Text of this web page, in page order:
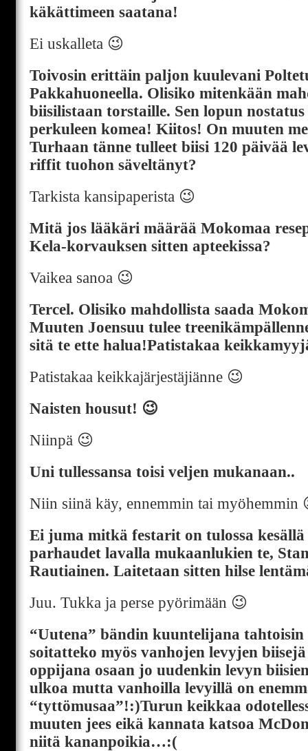
käkättimeen saatana!
Ei uskalleta 😉
Toivosin erittäin paljon kuulevani
Pakkahuoneella. Olisiko mitenkään
biisilistaan torstaille. Sen lopun
perkuleen komea! Kiitos! On muuten
Turhaan tänne tulleet biisi 120 päivää
riffit tuohon säveltänyt?
Tarkista kansipaperista 😉
Mitä jos lääkäri määrää Mokomaa
Kela-korvauksen sitten apteekissa?
Vaikea sanoa 😉
Tercel. Olisiko mahdollista saada
Muuten Joensuu tulee
sitä te ette halua!Patistakaa
Patistakaa keikkajärjestäjiänne 😉
Naisten housut! 😉
Niinpä 😉
Uni tullessansa toisi veljen mukanaan..
Niin siinä käy, ennemmin tai myöhemmin
Ei juma mitkä festarit on tulossa
parhaudet lavalla mukaanlukien te,
Rautiainen. Laitetaan sitten hilse
Juu. Tukka ja perse pyörimään 😉
“Uutena” bändin kuuntelijana
soitatteko myös vanhojen levyjen
oppijana osaan jo uudenkin levyn
ulkoa mutta vanhoilla levyillä on
“tyttömusaa”!:)Turun keikkaa
muuten jees eikä kannata katsoa
niitä kananpoikia…:(